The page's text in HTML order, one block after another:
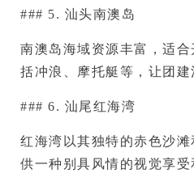
### 5. 汕头南澳岛
南澳岛海域资源丰富，适
括冲浪、摩托艇等，让团建
### 6. 汕尾红海湾
红海湾以其独特的赤色沙
供一种别具风情的视觉享受